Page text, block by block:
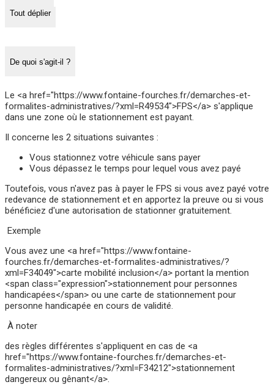
Tout déplier
De quoi s'agit-il ?
Le <a href="https://www.fontaine-fourches.fr/demarches-et-
formalites-administratives/?xml=R49534">FPS</a> s'applique
dans une zone où le stationnement est payant.
Il concerne les 2 situations suivantes :
Vous stationnez votre véhicule sans payer
Vous dépassez le temps pour lequel vous avez payé
Toutefois, vous n'avez pas à payer le FPS si vous avez payé votre
redevance de stationnement et en apportez la preuve ou si vous
bénéficiez d'une autorisation de stationner gratuitement.
Exemple
Vous avez une <a href="https://www.fontaine-
fourches.fr/demarches-et-formalites-administratives/?
xml=F34049">carte mobilité inclusion</a> portant la mention
<span class="expression">stationnement pour personnes
handicapées</span> ou une carte de stationnement pour
personne handicapée en cours de validité.
À noter
des règles différentes s'appliquent en cas de <a
href="https://www.fontaine-fourches.fr/demarches-et-
formalites-administratives/?xml=F34212">stationnement
dangereux ou gênant</a>.